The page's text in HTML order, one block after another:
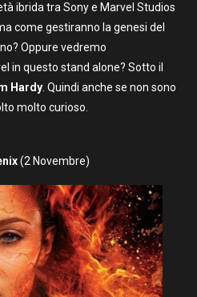
ibrida tra Sony e Marvel Studios
come gestiranno la genesi del
Oppure vedremo
in questo stand alone? Sotto il
Hardy . Quindi anche se non sono
molto curioso.
(2 Novembre)